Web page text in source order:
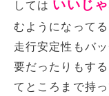
しては いいじゃ
むようになって
走行安定性もバ
要だったりもす
てところまで持